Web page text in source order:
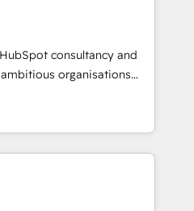
logistics & 3PL, home
branding and
health, education,
consulting, make the
Mexico and Latin
consultancy and
organisations
and intelligence.
Ireland, and
thousands of successful
market and enterprise
AI to design connected